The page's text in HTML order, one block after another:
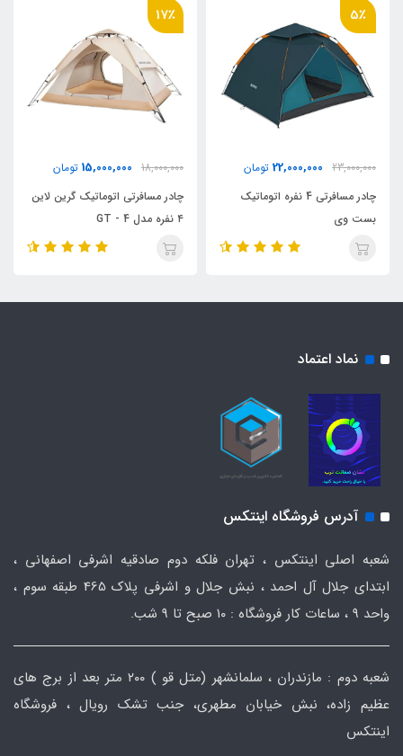
5٪
23,000,000
22,000,000 تومان
چادر مسافرتی 4 نفره اتوماتیک
بست وی
17٪
18,000,000
15,000,000 تومان
چادر مسافرتی اتوماتیک گرین لاین
۴ نفره مدل GT - 4
نماد اعتماد
آدرس فروشگاه اینتکس
شعبه اصلی اینتکس ، تهران فلکه دوم صادقیه اشرفی اصفهانی ،
ابتدای جلال آل احمد ، نبش جلال و اشرفی پلاک 465 طبقه سوم ،
واحد ۹ ، ساعات کار فروشگاه : ۱۰ صبح تا ۹ شب.
شعبه دوم : مازندران ، سلمانشهر (متل قو ) ۲۰۰ متر بعد از برج های
عظیم زاده، نبش خیابان مطهری، جنب تشک رویال ، فروشگاه
اینتکس